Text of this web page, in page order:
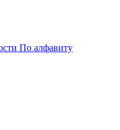
По алфавиту